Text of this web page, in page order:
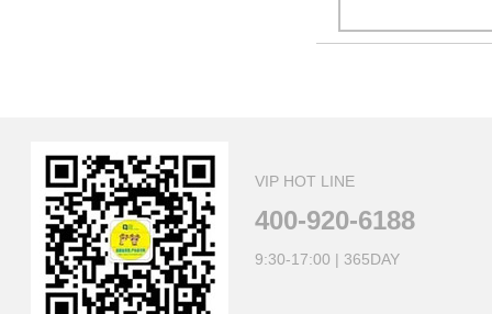
VIP HOT LINE
400-920-6188
9:30-17:00 | 365DAY